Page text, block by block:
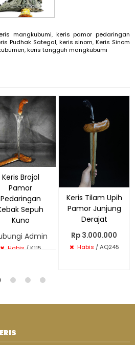
mangkubumi, keris pamor pedaringan
Pudhak Sategal, keris sinom,Keris Sinom
,keris tangguh mangkubumi
Keris Brojol
Pamor
Pedaringan
Sepuh
Kuno
Admin
Habis / K115
Keris Tilam Upih
Pamor Junjung
Derajat
Rp 3.000.000
Habis / AQ245